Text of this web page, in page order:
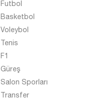
Futbol
Basketbol
Voleybol
Tenis
F1
Güreş
Salon Sporları
Transfer